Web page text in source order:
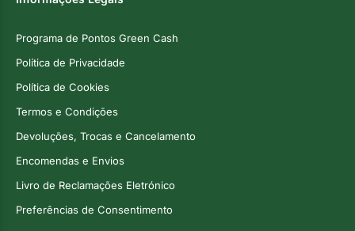
Programa de Pontos Green Cash
Política de Privacidade
Política de Cookies
Termos e Condições
Devoluções, Trocas e Cancelamento
Encomendas e Envios
Livro de Reclamações Eletrónico
Preferências de Consentimento